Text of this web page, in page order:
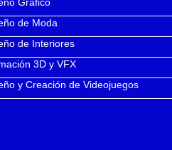
de Moda
de Interiores
3D y VFX
y Creación de Videojuegos